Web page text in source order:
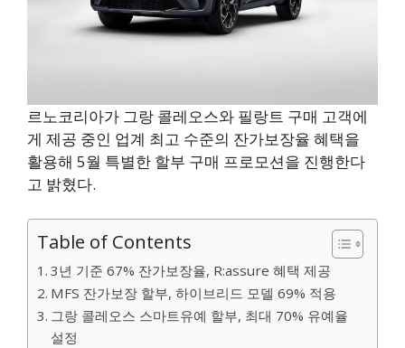
르노코리아가 그랑 콜레오스와 필랑트 구매 고객에
게 제공 중인 업계 최고 수준의 잔가보장율 혜택을
활용해 5월 특별한 할부 구매 프로모션을 진행한다
고 밝혔다.
Table of Contents
3년 기준 67% 잔가보장율, R:assure 혜택 제공
MFS 잔가보장 할부, 하이브리드 모델 69% 적용
그랑 콜레오스 스마트유예 할부, 최대 70% 유예율
설정